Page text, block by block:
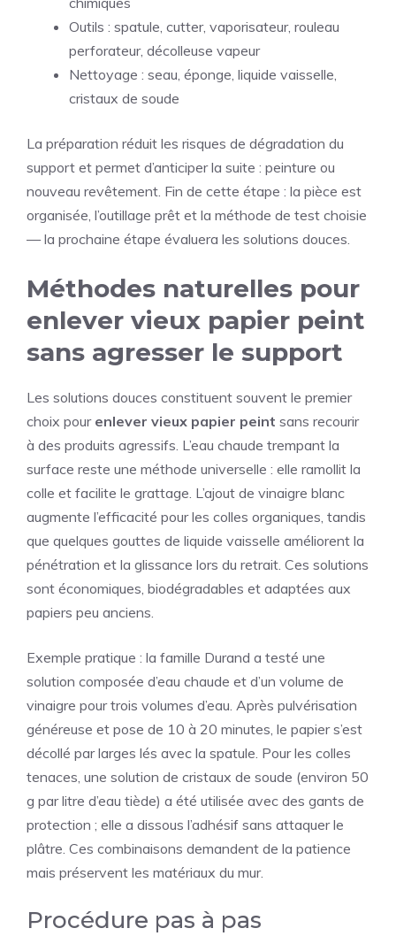
Outils : spatule, cutter, vaporisateur, rouleau
perforateur, décolleuse vapeur
Nettoyage : seau, éponge, liquide vaisselle,
cristaux de soude
La préparation réduit les risques de dégradation du
support et permet d’anticiper la suite : peinture ou
nouveau revêtement. Fin de cette étape : la pièce est
organisée, l’outillage prêt et la méthode de test choisie
— la prochaine étape évaluera les solutions douces.
Méthodes naturelles pour
enlever vieux papier peint
sans agresser le support
Les solutions douces constituent souvent le premier
choix pour enlever vieux papier peint sans recourir
à des produits agressifs. L’eau chaude trempant la
surface reste une méthode universelle : elle ramollit la
colle et facilite le grattage. L’ajout de vinaigre blanc
augmente l’efficacité pour les colles organiques, tandis
que quelques gouttes de liquide vaisselle améliorent la
pénétration et la glissance lors du retrait. Ces solutions
sont économiques, biodégradables et adaptées aux
papiers peu anciens.
Exemple pratique : la famille Durand a testé une
solution composée d’eau chaude et d’un volume de
vinaigre pour trois volumes d’eau. Après pulvérisation
généreuse et pose de 10 à 20 minutes, le papier s’est
décollé par larges lés avec la spatule. Pour les colles
tenaces, une solution de cristaux de soude (environ 50
g par litre d’eau tiède) a été utilisée avec des gants de
protection ; elle a dissous l’adhésif sans attaquer le
plâtre. Ces combinaisons demandent de la patience
mais préservent les matériaux du mur.
Procédure pas à pas